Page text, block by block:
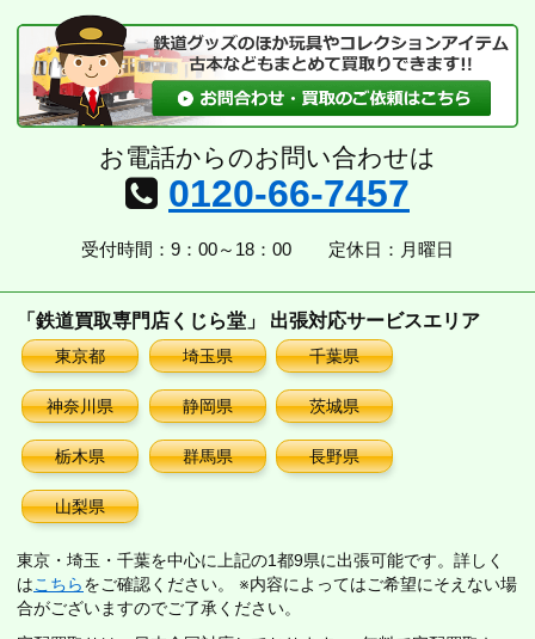
ブ
お電話からのお問い合わせは
0120-66-7457
受付時間：9：00～18：00 定休日：月曜日
「鉄道買取専門店くじら堂」 出張対応サービスエリア
東京都 埼玉県 千葉県
神奈川県 静岡県 茨城県
栃木県 群馬県 長野県
山梨県
東京・埼玉・千葉を中心に上記の1都9県に出張可能です。詳しく
はこちらをご確認ください。 ※内容によってはご希望にそえない場
合がございますのでご了承ください。